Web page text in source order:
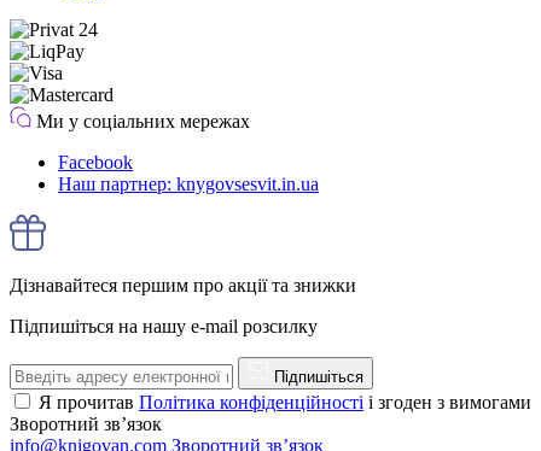
Ми у соціальних мережах
Facebook
Наш партнер: knygovsesvit.in.ua
Дізнавайтеся першим про акції та знижки
Підпишіться на нашу e-mail розсилку
Підпишіться
Я прочитав Політика конфіденційності і згоден з вимогами
Зворотний зв’язок
info@knigovan.com Зворотний зв’язок